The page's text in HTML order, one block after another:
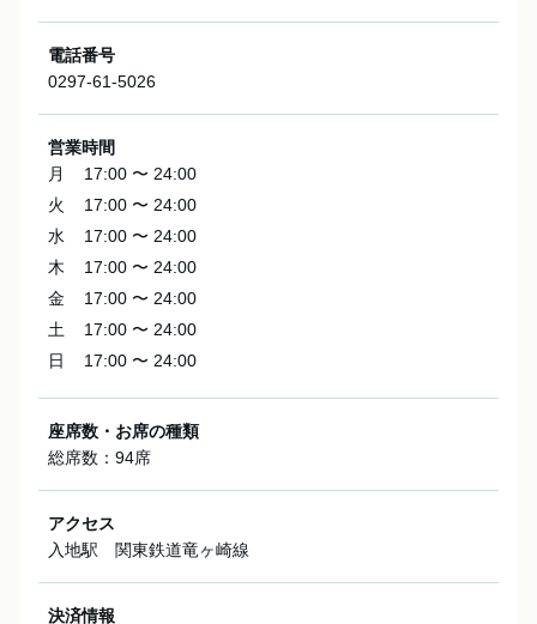
電話番号
0297-61-5026
営業時間
月
17:00 〜 24:00
火
17:00 〜 24:00
水
17:00 〜 24:00
木
17:00 〜 24:00
金
17:00 〜 24:00
土
17:00 〜 24:00
日
17:00 〜 24:00
座席数・お席の種類
総席数：94席
アクセス
入地駅 関東鉄道竜ヶ崎線
決済情報